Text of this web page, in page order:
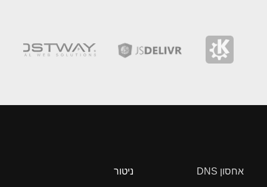
אחסון DNS ניטור